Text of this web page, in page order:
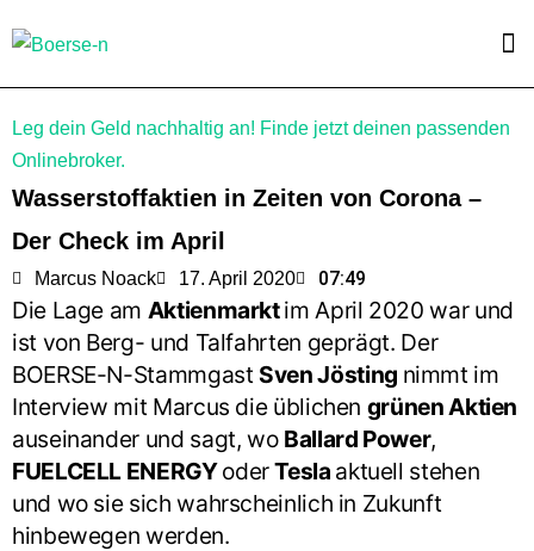
Leg dein Geld nachhaltig an! Finde jetzt deinen passenden
Onlinebroker.
Wasserstoffaktien in Zeiten von Corona –
Der Check im April
Marcus Noack 17. April 2020 07:49
Die Lage am Aktienmarktim April 2020 war und
ist von Berg- und Talfahrten geprägt. Der
BOERSE-N-Stammgast Sven Jösting nimmt im
Interview mit Marcus die üblichen grünen Aktien
auseinander und sagt, wo Ballard Power,
FUELCELL ENERGYoderTesla aktuell stehen
und wo sie sich wahrscheinlich in Zukunft
hinbewegen werden.